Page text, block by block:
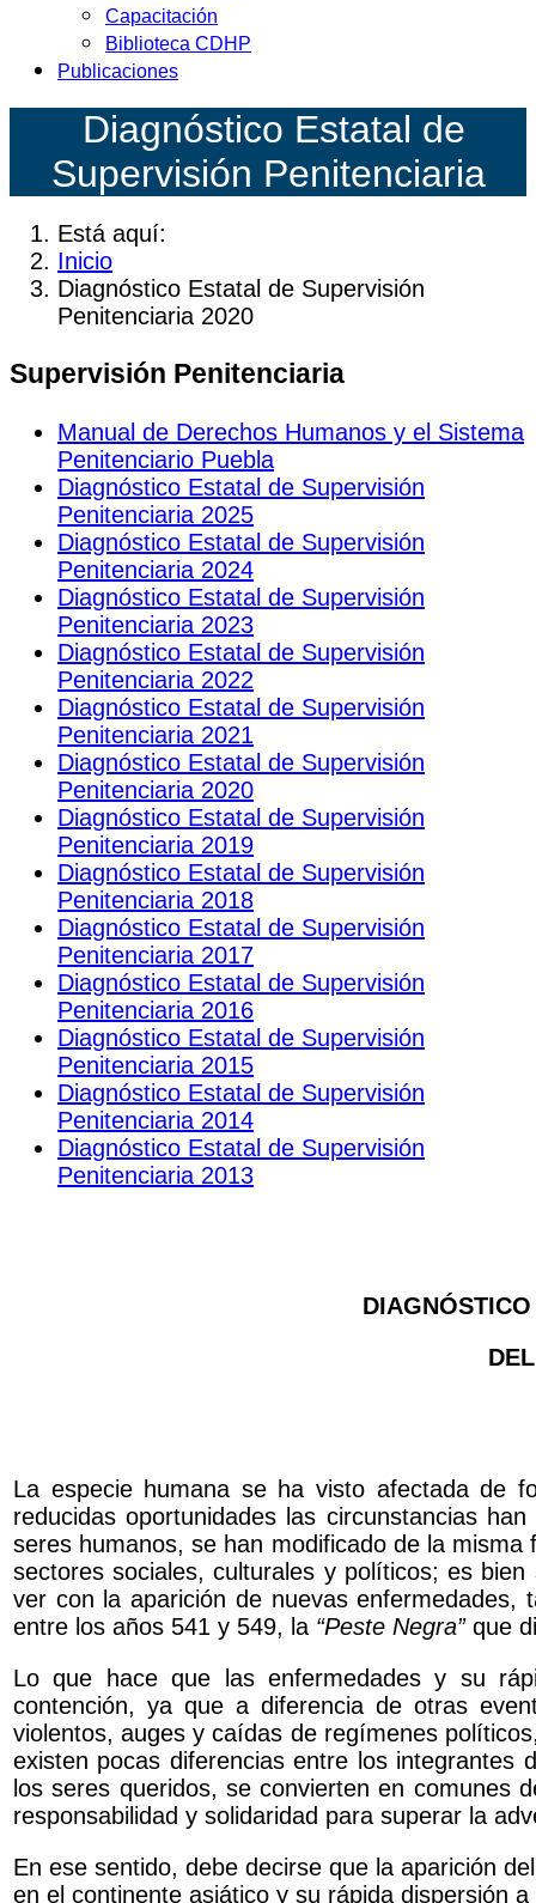
Capacitación
Biblioteca CDHP
Publicaciones
Diagnóstico Estatal de
Supervisión Penitenciaria
Está aquí:
Inicio
Diagnóstico Estatal de Supervisión
Penitenciaria 2020
Supervisión Penitenciaria
Manual de Derechos Humanos y el Sistema
Penitenciario Puebla
Diagnóstico Estatal de Supervisión
Penitenciaria 2025
Diagnóstico Estatal de Supervisión
Penitenciaria 2024
Diagnóstico Estatal de Supervisión
Penitenciaria 2023
Diagnóstico Estatal de Supervisión
Penitenciaria 2022
Diagnóstico Estatal de Supervisión
Penitenciaria 2021
Diagnóstico Estatal de Supervisión
Penitenciaria 2020
Diagnóstico Estatal de Supervisión
Penitenciaria 2019
Diagnóstico Estatal de Supervisión
Penitenciaria 2018
Diagnóstico Estatal de Supervisión
Penitenciaria 2017
Diagnóstico Estatal de Supervisión
Penitenciaria 2016
Diagnóstico Estatal de Supervisión
Penitenciaria 2015
Diagnóstico Estatal de Supervisión
Penitenciaria 2014
Diagnóstico Estatal de Supervisión
Penitenciaria 2013
La especie humana se ha visto afectada de
reducidas oportunidades las circunstancias
seres humanos, se han modificado de la
sectores sociales, culturales y políticos; es
ver con la aparición de nuevas enfermedades,
entre los años 541 y 549, la “Peste Negra”que
Lo que hace que las enfermedades y su
contención, ya que a diferencia de otras
violentos, auges y caídas de regímenes
existen pocas diferencias entre los integrantes
los seres queridos, se convierten en comunes
responsabilidad y solidaridad para superar la
En ese sentido, debe decirse que la aparición
en el continente asiático y su rápida dispersión